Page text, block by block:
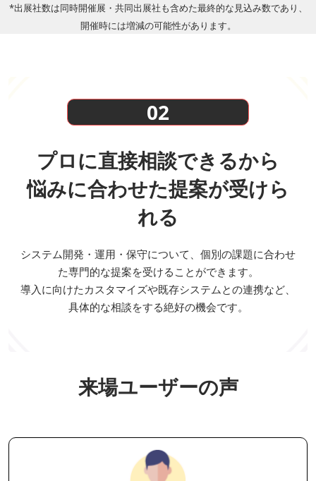
*出展社数は同時開催展・共同出展社も含めた最終的な見込み数であり、
開催時には増減の可能性があります。
02
プロに直接相談できるから
悩みに合わせた提案が受けら
れる
システム開発・運用・保守について、個別の課題に合わせ
た専門的な提案を受けることができます。
導入に向けたカスタマイズや既存システムとの連携など、
具体的な相談をする絶好の機会です。
来場ユーザーの声